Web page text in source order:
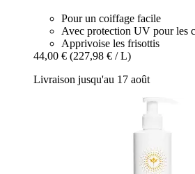
Pour un coiffage facile
Avec protection UV pour les
Apprivoise les frisottis
44,00 € (227,98 € / L)
Livraison jusqu'au 17 août